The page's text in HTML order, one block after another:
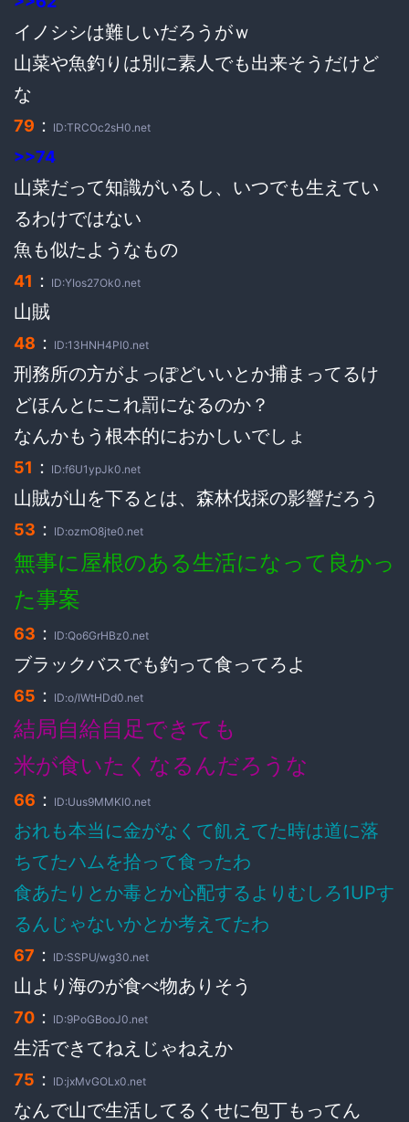
イノシシは難しいだろうがｗ
山菜や魚釣りは別に素人でも出来そうだけど
な
79 ： ID:TRCOc2sH0.net
>>74
山菜だって知識がいるし、いつでも生えてい
るわけではない
魚も似たようなもの
41 ： ID:YIos27Ok0.net
山賊
48 ： ID:13HNH4Pl0.net
刑務所の方がよっぽどいいとか捕まってるけ
どほんとにこれ罰になるのか？
なんかもう根本的におかしいでしょ
51 ： ID:f6U1ypJk0.net
山賊が山を下るとは、森林伐採の影響だろう
53 ： ID:ozmO8jte0.net
無事に屋根のある生活になって良かっ
た事案
63 ： ID:Qo6GrHBz0.net
ブラックバスでも釣って食ってろよ
65 ： ID:o/IWtHDd0.net
結局自給自足できても
米が食いたくなるんだろうな
66 ： ID:Uus9MMKl0.net
おれも本当に金がなくて飢えてた時は道に落
ちてたハムを拾って食ったわ
食あたりとか毒とか心配するよりむしろ1UPす
るんじゃないかとか考えてたわ
67 ： ID:SSPU/wg30.net
山より海のが食べ物ありそう
70 ： ID:9PoGBooJ0.net
生活できてねえじゃねえか
75 ： ID:jxMvGOLx0.net
なんで山で生活してるくせに包丁もってん